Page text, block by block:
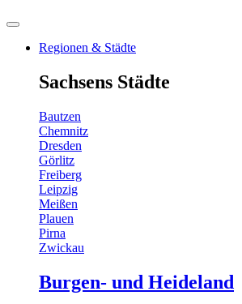
Regionen & Städte
Sachsens Städte
Bautzen
Chemnitz
Dresden
Görlitz
Freiberg
Leipzig
Meißen
Plauen
Pirna
Zwickau
Burgen- und Heideland